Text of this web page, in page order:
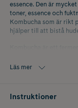
essence. Den är
toner, essence och
Kombucha som är rikt
hjälper till att bistå
Kombucha har
K-Beauty är koreansk
Läs mer
Instruktioner